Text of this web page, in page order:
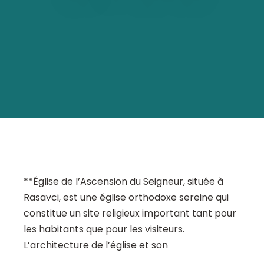
**Église de l’Ascension du Seigneur, située à
Rasavci, est une église orthodoxe sereine qui
constitue un site religieux important tant pour
les habitants que pour les visiteurs.
L’architecture de l’église et son